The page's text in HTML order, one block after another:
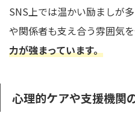
SNS上では温かい励ましが
や関係者も支え合う雰囲気を
力が強まっています。
心理的ケアや支援機関